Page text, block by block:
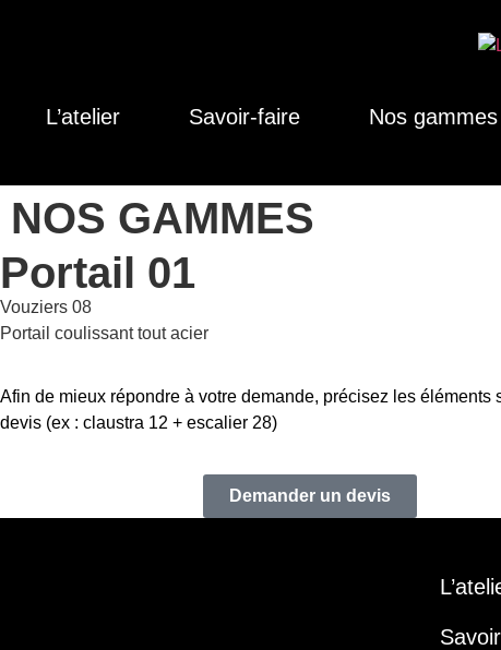
L’atelier Savoir-faire Nos gammes
NOS GAMMES
Portail 01
Vouziers 08
Portail coulissant tout acier
Afin de mieux répondre à votre demande, précisez les éléments
devis (ex : claustra 12 + escalier 28)
Demander un devis